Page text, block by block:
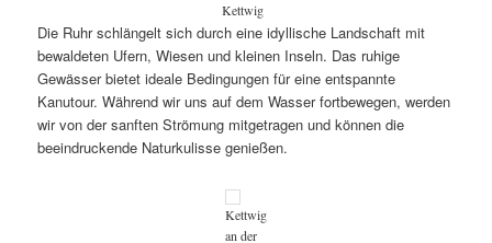
Kettwig
Die Ruhr schlängelt sich durch eine idyllische Landschaft mit
bewaldeten Ufern, Wiesen und kleinen Inseln. Das ruhige
Gewässer bietet ideale Bedingungen für eine entspannte
Kanutour. Während wir uns auf dem Wasser fortbewegen, werden
wir von der sanften Strömung mitgetragen und können die
beeindruckende Naturkulisse genießen.
Kettwig
an der